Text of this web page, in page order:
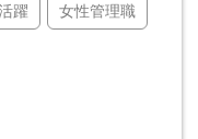
躍 女性管理職